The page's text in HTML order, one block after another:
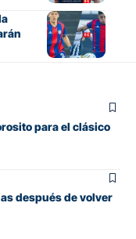
para el clásico
después de volver